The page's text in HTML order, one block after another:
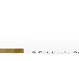
Stagione del
3 Febbraio